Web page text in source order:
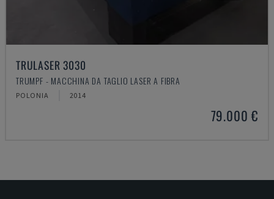
TRULASER 3030
TRUMPF - MACCHINA DA TAGLIO LASER A FIBRA
POLONIA 2014
79.000 €